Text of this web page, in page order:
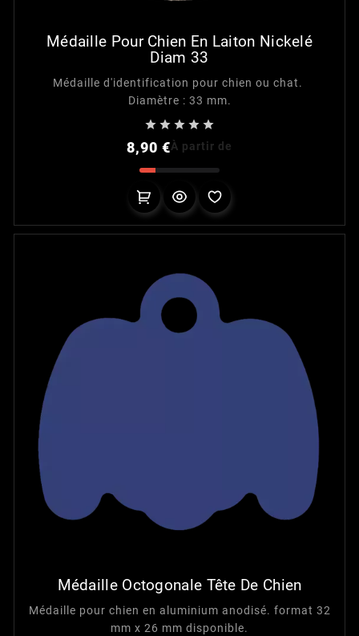
Médaille Pour Chien En Laiton Nickelé
Diam 33
Médaille d'identification pour chien ou chat.
Diamètre : 33 mm.
    
8,90 €À partir de
Médaille Octogonale Tête De Chien
Médaille pour chien en aluminium anodisé. format 32
mm x 26 mm disponible.